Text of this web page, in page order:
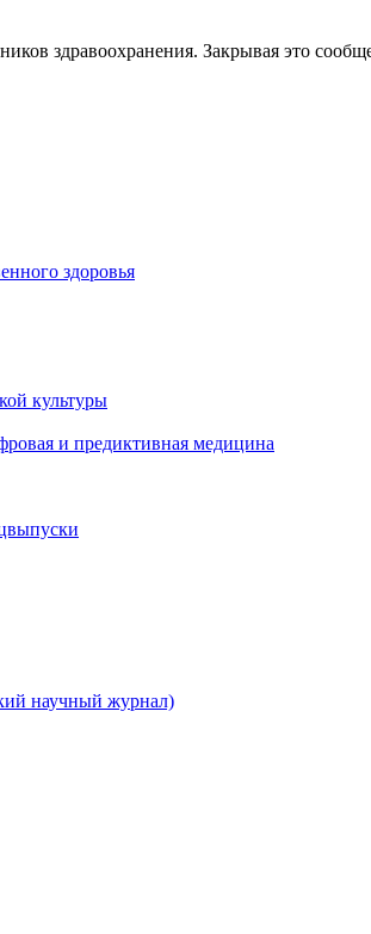
здравоохранения. Закрывая это
здоровья
культуры
и предиктивная медицина
научный журнал)